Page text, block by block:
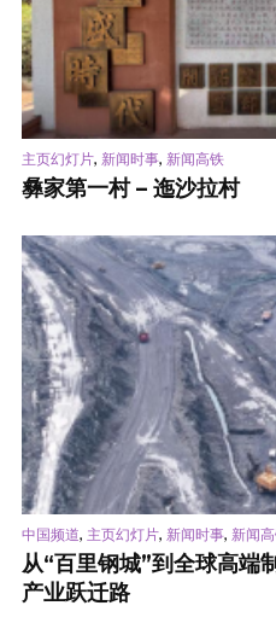
主页幻灯片, 新闻时事, 新闻高铁
彝家第一村 – 迤沙拉村
中国频道, 主页幻灯片, 新闻时事, 新闻
从“百里钢城”到全球高端
产业跃迁路